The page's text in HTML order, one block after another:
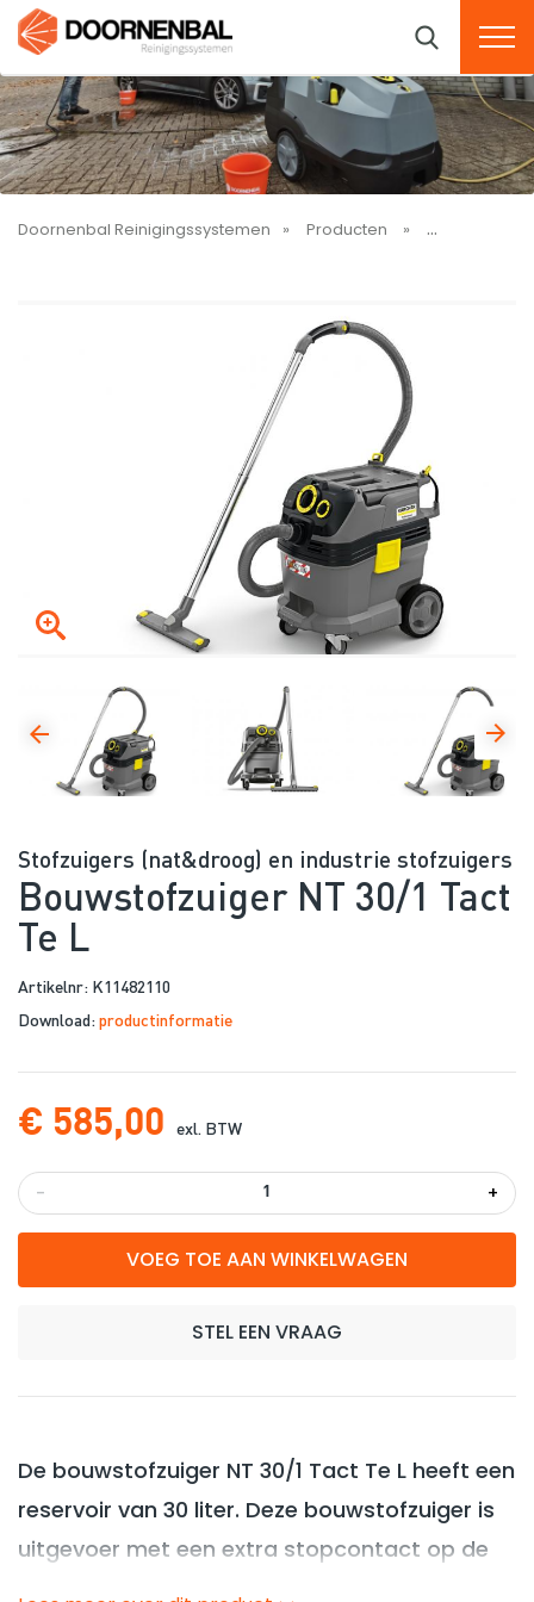
Doornenbal Reinigingssystemen Producten Stofzuigers
Stofzuigers (nat&droog) en industrie stofzuigers
Bouwstofzuiger NT 30/1 Tact
Te L
Artikelnr: K11482110
Download:productinformatie
€ 585,00 exl. BTW
- +
VOEG TOE AAN WINKELWAGEN
STEL EEN VRAAG
De bouwstofzuiger NT 30/1 Tact Te L heeft een
reservoir van 30 liter. Deze bouwstofzuiger is
uitgevoer met een extra stopcontact op de